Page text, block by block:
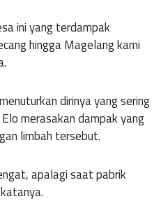
ini yang terdampak
hingga Magelang kami
dirinya yang sering
merasakan dampak yang
limbah tersebut.
apalagi saat pabrik